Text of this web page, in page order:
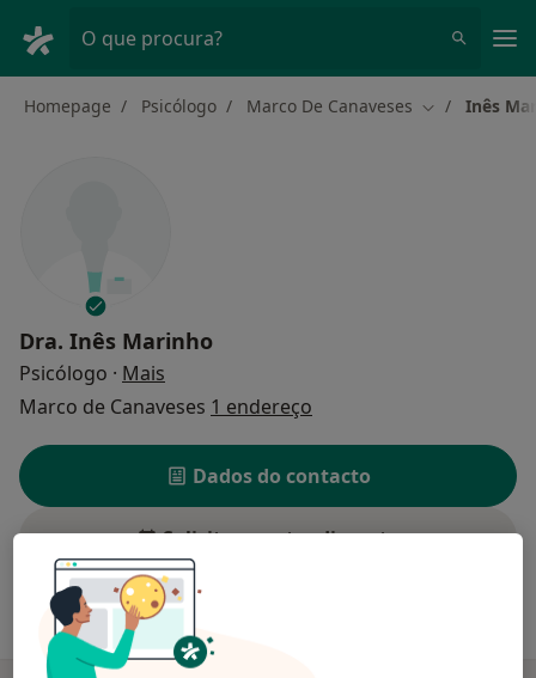
O que procura?
Homepage Psicólogo Marco De Canaveses Mudar de
Inês
Dra. Inês Marinho
Psicólogo · Mais
Marco de Canaveses 1 endereço
Dados do contacto
Solicite um atendimento
Experiência